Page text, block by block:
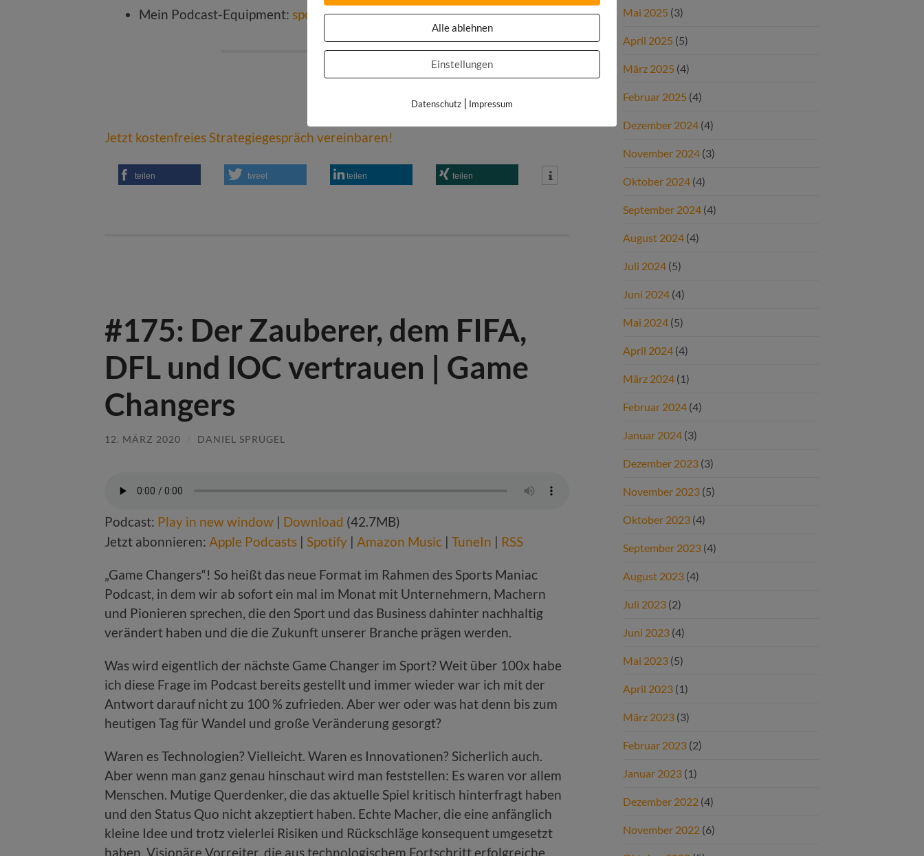
Mein Podcast-Equipment: sportsmaniac.de/meinsetup
Jetzt kostenfreies Strategiegespräch vereinbaren!
teilen tweet teilen teilen
#175: Der Zauberer, dem FIFA,
DFL und IOC vertrauen | Game
Changers
12. MÄRZ 2020 DANIEL SPRÜGEL
Podcast: Play in new window | Download (42.7MB)
Jetzt abonnieren: Apple Podcasts | Spotify | Amazon Music | TuneIn | RSS
„Game Changers“! So heißt das neue Format im Rahmen des Sports Maniac
Podcast, in dem wir ab sofort ein mal im Monat mit Unternehmern, Machern
und Pionieren sprechen, die den Sport und das Business dahinter nachhaltig
verändert haben und die die Zukunft unserer Branche prägen werden.
Was wird eigentlich der nächste Game Changer im Sport? Weit über 100x habe
ich diese Frage im Podcast bereits gestellt und immer wieder war ich mit der
Antwort darauf nicht zu 100 % zufrieden. Aber wer oder was hat denn bis zum
heutigen Tag für Wandel und große Veränderung gesorgt?
Waren es Technologien? Vielleicht. Waren es Innovationen? Sicherlich auch.
Aber wenn man ganz genau hinschaut wird man feststellen: Es waren vor allem
Menschen. Mutige Querdenker, die das aktuelle Spiel kritisch hinterfragt haben
und den Status Quo nicht akzeptiert haben. Echte Macher, die eine anfänglich
kleine Idee und trotz vielerlei Risiken und Rückschläge konsequent umgesetzt
haben. Visionäre Vorreiter, die aus technologischem Fortschritt erfolgreiche
Mai 2025 (3)
April 2025 (5)
März 2025 (4)
Februar 2025 (4)
Dezember 2024 (4)
November 2024 (3)
Oktober 2024 (4)
September 2024 (4)
August 2024 (4)
Juli 2024 (5)
Juni 2024 (4)
Mai 2024 (5)
April 2024 (4)
März 2024 (1)
Februar 2024 (4)
Januar 2024 (3)
Dezember 2023 (3)
November 2023 (5)
Oktober 2023 (4)
September 2023 (4)
August 2023 (4)
Juli 2023 (2)
Juni 2023 (4)
Mai 2023 (5)
April 2023 (1)
März 2023 (3)
Februar 2023 (2)
Januar 2023 (1)
Dezember 2022 (4)
November 2022 (6)
Alle ablehnen
Einstellungen
Datenschutz | Impressum